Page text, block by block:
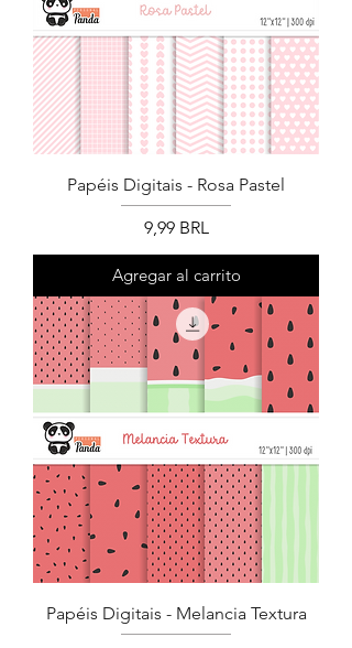
Papéis Digitais - Rosa Pastel
Precio
9,99 BRL
Agregar al carrito
Papéis Digitais - Melancia Textura